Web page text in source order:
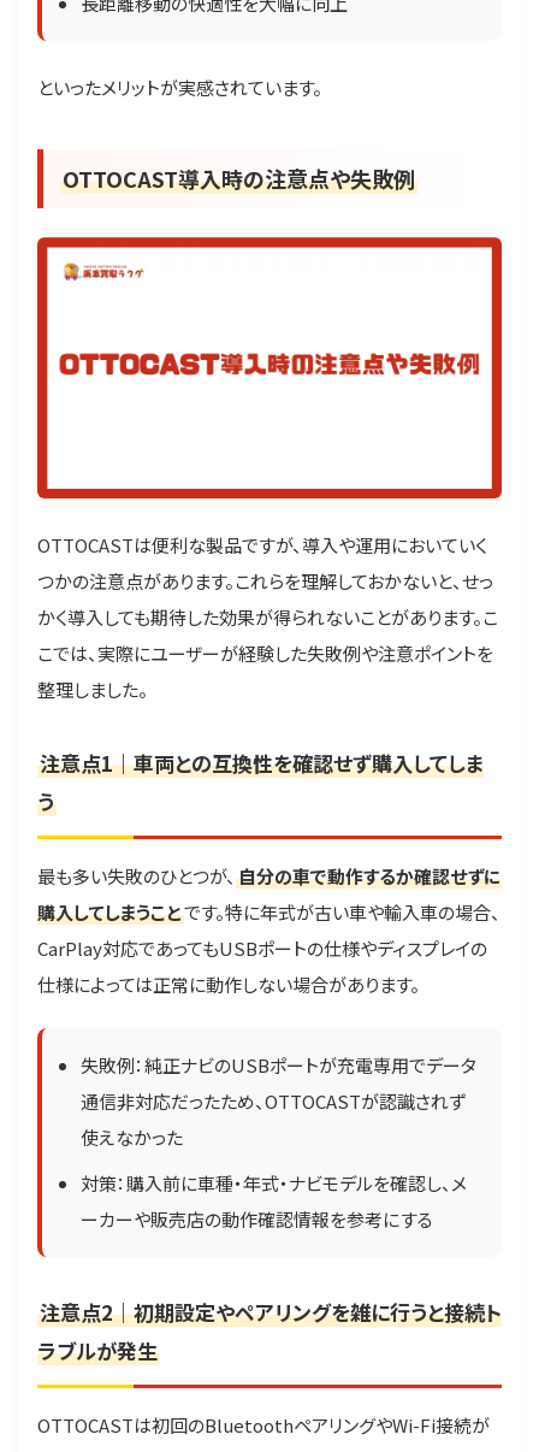
といったメリットが実感されています。
OTTOCAST導入時の注意点や失敗例
OTTOCASTは便利な製品ですが、導入や運用においていく
つかの注意点があります。これらを理解しておかないと、せっ
かく導入しても期待した効果が得られないことがあります。こ
こでは、実際にユーザーが経験した失敗例や注意ポイントを
整理しました。
注意点1｜車両との互換性を確認せず購入してしま
う
最も多い失敗のひとつが、 自分の車で動作するか確認せずに
購入してしまうことです。特に年式が古い車や輸入車の場合、
CarPlay対応であってもUSBポートの仕様やディスプレイの
仕様によっては正常に動作しない場合があります。
失敗例：純正ナビのUSBポートが充電専用でデータ
通信非対応だったため、OTTOCASTが認識されず
使えなかった
対策：購入前に車種・年式・ナビモデルを確認し、メ
ーカーや販売店の動作確認情報を参考にする
注意点2｜初期設定やペアリングを雑に行うと接続ト
ラブルが発生
OTTOCASTは初回のBluetoothペアリングやWi-Fi接続が